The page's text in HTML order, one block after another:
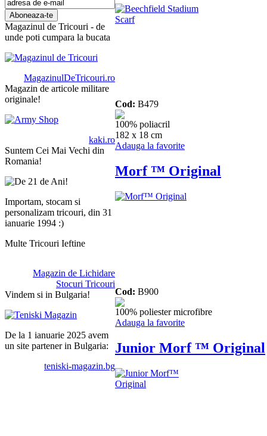
Magazinul de Tricouri - de
unde poti cumpara la bucata
MagazinulDeTricouri.ro
Magazin de articole militare
originale!
kaki.ro
Suntem Cei Mai Vechi din
Romania!
Importam, stocam si
personalizam tricouri, din 31
ianuarie 1994 :)
Multe Tricouri Ieftine
Magazin de Lichidare
Stocuri Tricouri
Vindem si in Bulgaria!
De la 1 ianuarie 2025 avem
un site partener in Bulgaria:
teniski-magazin.bg
Cod: B479
100% poliacril
182 x 18 cm
Adauga la favorite
Morf ™ Original
Cod: B900
100% poliester microfibre
Adauga la favorite
Junior Morf ™ Original